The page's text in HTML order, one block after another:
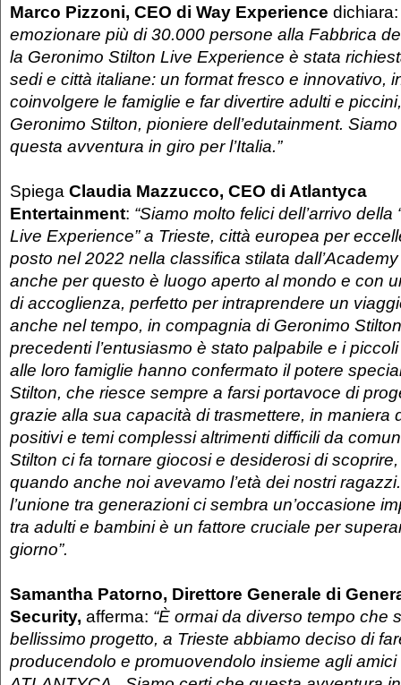
Marco Pizzoni, CEO di Way Experience
emozionare più di 30.000 persone alla Fabbrica
la Geronimo Stilton Live Experience è stata
sedi e città italiane: un format fresco e innovativo,
coinvolgere le famiglie e far divertire adulti e
Geronimo Stilton, pioniere dell’edutainment.
questa avventura in giro per l’Italia.”
Spiega Claudia Mazzucco, CEO di Atlantyca
Entertainment: “Siamo molto felici dell’arrivo della
Live Experience” a Trieste, città europea per
posto nel 2022 nella classifica stilata
anche per questo è luogo aperto al mondo e con
di accoglienza, perfetto per intraprendere un
anche nel tempo, in compagnia di Geronimo
precedenti l’entusiasmo è stato palpabile e i
alle loro famiglie hanno confermato il potere
Stilton, che riesce sempre a farsi portavoce di
grazie alla sua capacità di trasmettere, in maniera
positivi e temi complessi altrimenti difficili da
Stilton ci fa tornare giocosi e desiderosi di
quando anche noi avevamo l’età dei nostri
l’unione tra generazioni ci sembra un’occasione
tra adulti e bambini è un fattore cruciale per
giorno”.
Samantha Patorno, Direttore Generale di
Security, afferma: “È ormai da diverso tempo che
bellissimo progetto, a Trieste abbiamo deciso di
producendolo e promuovendolo insieme agli amici